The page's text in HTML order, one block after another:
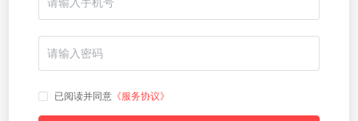
已阅读并同意 《服务协议》